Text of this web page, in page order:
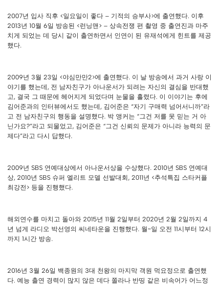
2007년 입사 직후 <일요일이 좋다 – 기적의 승부사>에 출연했다. 이후
2013년 10월 6일 방송된 <런닝맨> – 상속전쟁 편 촬영 중 출연진과 마주
치게 되었는 데 당시 같이 출연하면서 인연이 된 유재석에게 힌트를 제공
했다.
2009년 3월 23일 <야심만만2>에 출연했다. 이 날 방송에서 과거 사랑 이
야기를 했는데, 전 남자친구가 아나운서가 되려는 자신의 결심을 반대했
고, 결국 그 때문에 헤어지게 되었다며 눈물을 흘렸다. 이 이야기는 후에
김어준과의 인터뷰에서도 했는데, 김어준은 “자기 구매력 넘어서니까”라
고 전 남자친구의 행동을 설명했다. 박 앵커는 “그건 저를 못 믿는 거 아
닌가요?”라고 되물었고, 김어준은 “그건 신뢰의 문제가 아니라 능력의 문
제다”라고 다시 답했다.
2009년 SBS 연예대상에서 아나운서상을 수상했다. 2010년 SBS 연예대
상, 2010년 SBS 슈퍼 엘리트 모델 선발대회, 2011년 <추석특집 스타커플
최강전> 등을 진행했다.
해외연수를 마치고 돌아와 2015년 11월 2일부터 2020년 2월 2일까지 4
년 넘게 라디오 박선영의 씨네타운을 진행했다. 월~일 오전 11시부터 12시
까지 1시간 방송.
2016년 3월 26일 백종원의 3대 천왕의 마지막 객원 먹요정으로 출연했
다. 예능 출연 경력이 많지 않은 데다 쫄라나 반띵 같은 비속어가 어느정